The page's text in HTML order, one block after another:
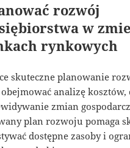
rozwój
w
rynkowych
skuteczne planowanie
analizę kosztów,
zmian
plan rozwoju pomaga
dostępne zasoby i